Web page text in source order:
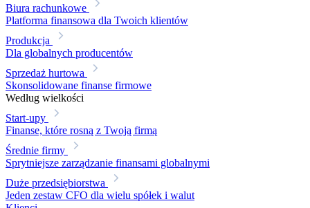
Biura rachunkowe
Platforma finansowa dla Twoich klientów
Produkcja
Dla globalnych producentów
Sprzedaż hurtowa
Skonsolidowane finanse firmowe
Według wielkości
Start-upy
Finanse, które rosną z Twoją firmą
Średnie firmy
Sprytniejsze zarządzanie finansami globalnymi
Duże przedsiębiorstwa
Jeden zestaw CFO dla wielu spółek i walut